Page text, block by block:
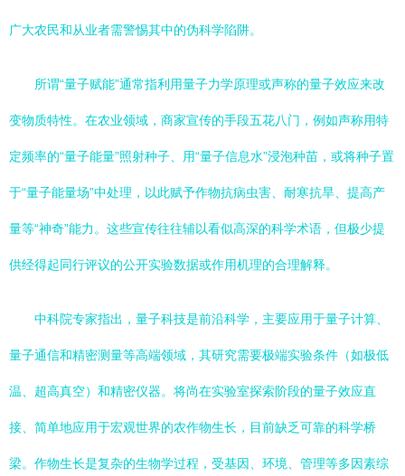
广大农民和从业者需警惕其中的伪科学陷阱。
所谓“量子赋能”通常指利用量子力学原理或声称的量子效应来改
变物质特性。在农业领域，商家宣传的手段五花八门，例如声称用特
定频率的“量子能量”照射种子、用“量子信息水”浸泡种苗，或将种子置
于“量子能量场”中处理，以此赋予作物抗病虫害、耐寒抗旱、提高产
量等“神奇”能力。这些宣传往往辅以看似高深的科学术语，但极少提
供经得起同行评议的公开实验数据或作用机理的合理解释。
中科院专家指出，量子科技是前沿科学，主要应用于量子计算、
量子通信和精密测量等高端领域，其研究需要极端实验条件（如极低
温、超高真空）和精密仪器。将尚在实验室探索阶段的量子效应直
接、简单地应用于宏观世界的农作物生长，目前缺乏可靠的科学桥
梁。作物生长是复杂的生物学过程，受基因、环境、管理等多因素综